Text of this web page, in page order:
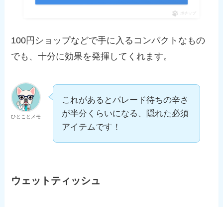
ポチップ
100円ショップなどで手に入るコンパクトなもの
でも、十分に効果を発揮してくれます。
ひとことメモ
これがあるとパレード待ちの辛さ
が半分くらいになる、隠れた必須
アイテムです！
ウェットティッシュ